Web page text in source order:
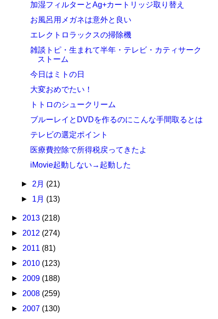
加湿フィルターとAg+カートリッジ取り替え
お風呂用メガネは意外と良い
エレクトロラックスの掃除機
雑談トピ・生まれて半年・テレビ・カティサーク
ストーム
今日はミトの日
大変おめでたい！
トトロのシュークリーム
ブルーレイとDVDを作るのにこんな手間取るとは
テレビの選定ポイント
医療費控除で所得税戻ってきたよ
iMovie起動しない→起動した
► 2月 (21)
► 1月 (13)
► 2013 (218)
► 2012 (274)
► 2011 (81)
► 2010 (123)
► 2009 (188)
► 2008 (259)
► 2007 (130)